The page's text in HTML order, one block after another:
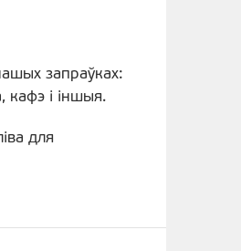
запраўках:
кафэ і іншыя.
для